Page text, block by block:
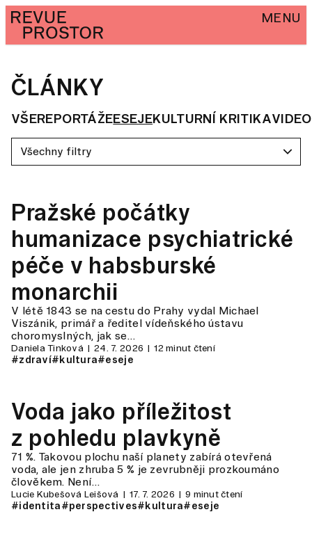
MENU
ČLÁNKY
VŠEREPORTÁŽEESEJEKULTURNÍ KRITIKAVIDEO
Všechny filtry
Pražské počátky
humanizace psychiatrické
péče v habsburské
monarchii
V létě 1843 se na cestu do Prahy vydal Michael
Viszánik, primář a ředitel vídeňského ústavu
choromyslných, jak se…
Daniela Tinková 24. 7. 2026 12 minut čtení
#zdraví#kultura#eseje
Voda jako příležitost
z pohledu plavkyně
71 %. Takovou plochu naší planety zabírá otevřená
voda, ale jen zhruba 5 % je zevrubněji prozkoumáno
člověkem. Není…
Lucie Kubešová Leišová 17. 7. 2026 9 minut čtení
#identita#perspectives#kultura#eseje